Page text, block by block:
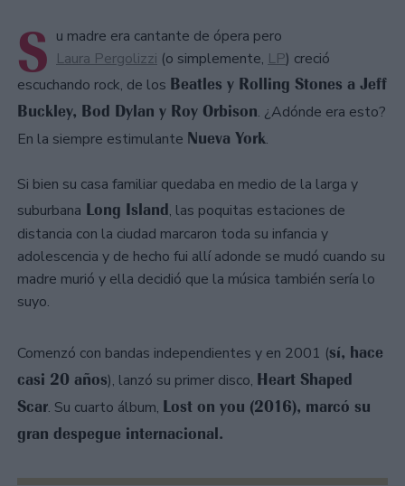
S u madre era cantante de ópera pero
Laura Pergolizzi (o simplemente, LP) creció
escuchando rock, de los Beatles y Rolling Stones a Jeff
Buckley, Bod Dylan y Roy Orbison. ¿Adónde era esto?
En la siempre estimulante Nueva York.
Si bien su casa familiar quedaba en medio de la larga y
suburbana Long Island, las poquitas estaciones de
distancia con la ciudad marcaron toda su infancia y
adolescencia y de hecho fui allí adonde se mudó cuando su
madre murió y ella decidió que la música también sería lo
suyo.
Comenzó con bandas independientes y en 2001 (sí, hace
casi 20 años), lanzó su primer disco, Heart Shaped
Scar. Su cuarto álbum, Lost on you (2016), marcó su
gran despegue internacional.